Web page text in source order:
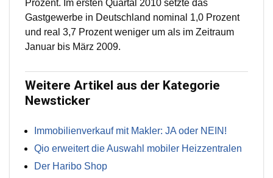
Prozent. Im ersten Quartal 2010 setzte das
Gastgewerbe in Deutschland nominal 1,0 Prozent
und real 3,7 Prozent weniger um als im Zeitraum
Januar bis März 2009.
Weitere Artikel aus der Kategorie
Newsticker
Immobilienverkauf mit Makler: JA oder NEIN!
Qio erweitert die Auswahl mobiler Heizzentralen
Der Haribo Shop